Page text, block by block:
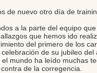
de nuevo otro día de
a la parte del equipo
que hemos ido
del primero de los
de su jubileo
mundo ha leído muchas
de la corregencia.